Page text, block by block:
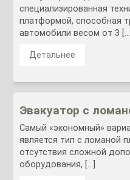
специализированная
платформой, способная
автомобили весом от 3 […]
Детальнее
Эвакуатор с
Самый «экономный»
является тип с ломаной
отсутствия сложной
оборудования, […]